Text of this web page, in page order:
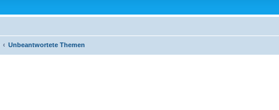
Unbeantwortete Themen